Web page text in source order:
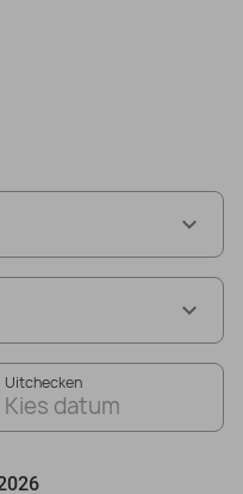
Uitchecken
Kies datum